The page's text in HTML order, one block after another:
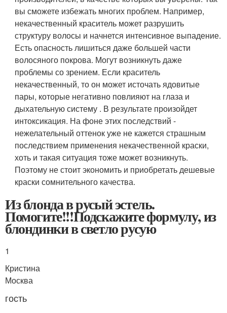
вы сможете избежать многих проблем. Например,
некачественный краситель может разрушить
структуру волосы и начнется интенсивное выпадение.
Есть опасность лишиться даже большей части
волосяного покрова. Могут возникнуть даже
проблемы со зрением. Если краситель
некачественный, то он может источать ядовитые
пары, которые негативно повлияют на глаза и
дыхательную систему . В результате произойдет
интоксикация. На фоне этих последствий -
нежелательный оттенок уже не кажется страшным
последствием применения некачественной краски,
хоть и такая ситуация тоже может возникнуть.
Поэтому не стоит экономить и приобретать дешевые
краски сомнительного качества.
Из блонда в русый эстель.
Помогите!!!Подскажите формулу, из
блондинки в светло русую
1
Кристина
Москва
гость